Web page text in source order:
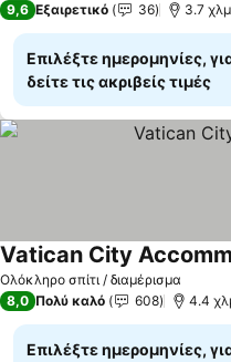
9,6 Εξαιρετικό 36 3.7
Επιλέξτε ημερομηνίες,
δείτε τις ακριβείς τιμές
Ολόκληρο σπίτι / διαμέρισμα
Vatican City
8,0 Πολύ καλό 608 4.4
Επιλέξτε ημερομηνίες,